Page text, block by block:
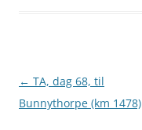
Indlægsnavigation
← TA, dag 68, til
Bunnythorpe (km 1478)